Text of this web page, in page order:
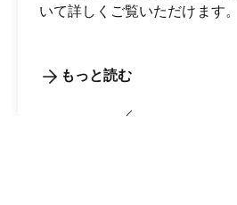
いて詳しくご覧いただけます。
もっと読む